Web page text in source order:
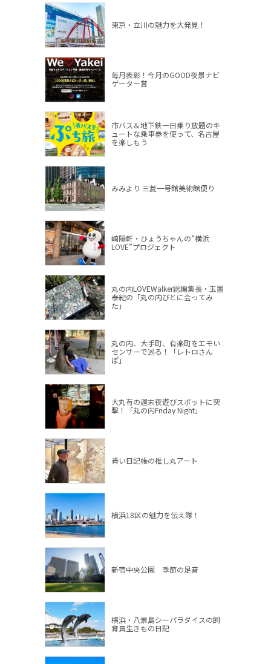
東京・立川の魅力を大発見！
毎月表彰！今月のGOOD夜景ナビ
ゲーター賞
市バス＆地下鉄一日乗り放題のキ
ュートな乗車券を使って、名古屋
を楽しもう
みみより 三菱一号館美術館便り
崎陽軒・ひょうちゃんの”横浜
LOVE”プロジェクト
丸の内LOVEWalker総編集長・玉置
泰紀の「丸の内びとに会ってみ
た」
丸の内、大手町、有楽町をエモい
センサーで巡る！「レトロさん
ぽ」
大丸有の週末夜遊びスポットに突
撃！「丸の内Friday Night」
青い日記帳の推し丸アート
横浜18区の魅力を伝え隊！
新宿中央公園 季節の足音
横浜・八景島シーパラダイスの飼
育員生きもの日記